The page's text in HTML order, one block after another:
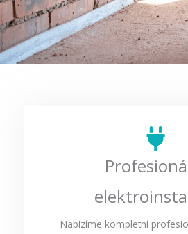
Nabízíme kompletní